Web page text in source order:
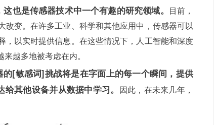
也是传感器技术中一个有趣的研究领域。 目前，
变。在许多工业、科学和其他应用中，传感器可以
以实时提供信息。在这些情况下，人工智能和深度
越多地被考虑在内。
[敏感词]挑战将是在字面上的每一个瞬间，提供
其他设备并从数据中学习。 因此，在未来几年，